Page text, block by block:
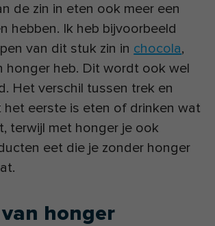
de zin in eten ook meer een
hebben. Ik heb bijvoorbeeld
van dit stuk zin in chocola,
honger heb. Dit wordt ook wel
Het verschil tussen trek en
het eerste is eten of drinken wat
terwijl met honger je ook
eet die je zonder honger
honger